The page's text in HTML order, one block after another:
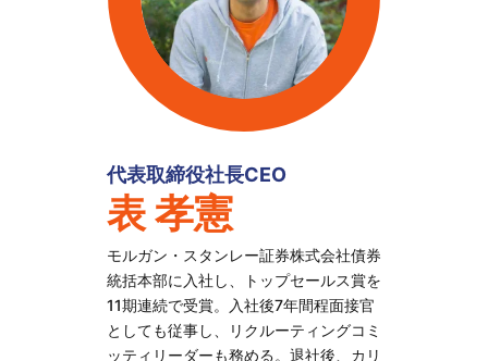
代表取締役社長CEO
表 孝憲
モルガン・スタンレー証券株式会社債券
統括本部に入社し、トップセールス賞を
11期連続で受賞。入社後7年間程面接官
としても従事し、リクルーティングコミ
ッティリーダーも務める。退社後、カリ